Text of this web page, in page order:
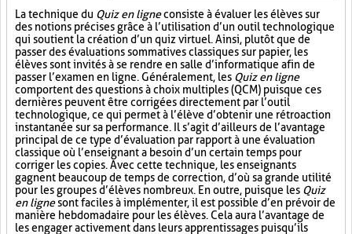
La technique du Quiz en ligneconsiste à évaluer les élèves sur
des notions précises grâce à l’utilisation d’un outil technologique
qui soutient la création d’un quiz virtuel. Ainsi, plutôt que de
passer des évaluations sommatives classiques sur papier, les
élèves sont invités à se rendre en salle d’informatique afin de
passer l’examen en ligne. Généralement, les Quiz en ligne
comportent des questions à choix multiples (QCM) puisque ces
dernières peuvent être corrigées directement par l’outil
technologique, ce qui permet à l’élève d’obtenir une rétroaction
instantanée sur sa performance. Il s’agit d’ailleurs de l’avantage
principal de ce type d’évaluation par rapport à une évaluation
classique où l’enseignant a besoin d’un certain temps pour
corriger les copies. Avec cette technique, les enseignants
gagnent beaucoup de temps de correction, d’où sa grande utilité
pour les groupes d’élèves nombreux. En outre, puisque les Quiz
en lignesont faciles à implémenter, il est possible d’en prévoir de
manière hebdomadaire pour les élèves. Cela aura l’avantage de
les engager activement dans leurs apprentissages puisqu’ils